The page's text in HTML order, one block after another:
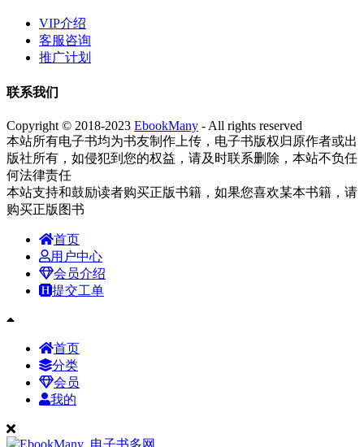
VIP介绍
客服咨询
推广计划
联系我们
Copyright © 2018-2023 EbookMany - All rights reserved
本站所有电子书均为书友制作上传，电子书版权归原作者或出
版社所有，如侵犯到您的权益，请及时联系删除，本站不负任
何法律责任
本站支持和鼓励读者购买正版书籍，如果您喜欢某本书籍，请
购买正版图书
首页
用户中心
会员介绍
提交工单
首页
分类
会员
我的